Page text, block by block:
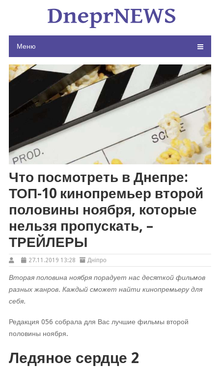
Меню
Что посмотреть в Днепре:
ТОП-10 кинопремьер второй
половины ноября, которые
нельзя пропускать, –
ТРЕЙЛЕРЫ
27.11.2019 13:28 Дніпро
Вторая половина ноября порадует нас десяткой фильмов
разных жанров. Каждый сможет найти кинопремьеру для
себя.
Редакция 056 собрала для Вас лучшие фильмы второй
половины ноября.
Ледяное сердце 2